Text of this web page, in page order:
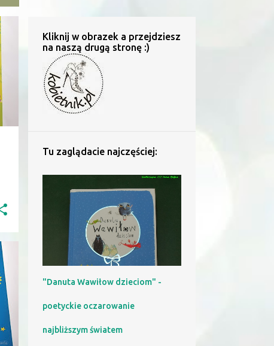
Kliknij w obrazek a przejdziesz
na naszą drugą stronę :)
Tu zaglądacie najczęściej:
"Danuta Wawiłow dzieciom" -
poetyckie oczarowanie
najbliższym światem